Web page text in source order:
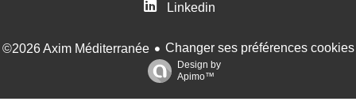
Linkedin
©2026 Axim Méditerranée Changer ses préférences cookies
Design by
Apimo™